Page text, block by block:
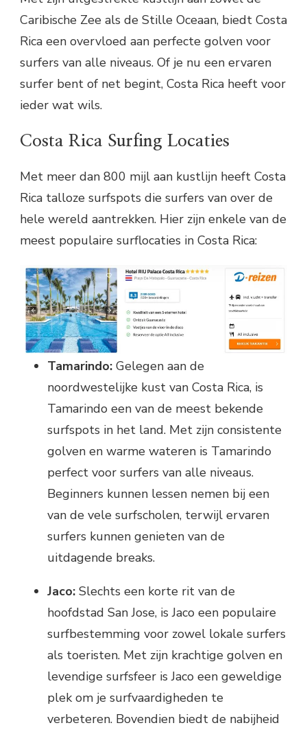
Caribische Zee als de Stille Oceaan, biedt Costa
Rica een overvloed aan perfecte golven voor
surfers van alle niveaus. Of je nu een ervaren
surfer bent of net begint, Costa Rica heeft voor
ieder wat wils.
Costa Rica Surfing Locaties
Met meer dan 800 mijl aan kustlijn heeft Costa
Rica talloze surfspots die surfers van over de
hele wereld aantrekken. Hier zijn enkele van de
meest populaire surflocaties in Costa Rica:
Tamarindo: Gelegen aan de
noordwestelijke kust van Costa Rica, is
Tamarindo een van de meest bekende
surfspots in het land. Met zijn consistente
golven en warme wateren is Tamarindo
perfect voor surfers van alle niveaus.
Beginners kunnen lessen nemen bij een
van de vele surfscholen, terwijl ervaren
surfers kunnen genieten van de
uitdagende breaks.
Jaco: Slechts een korte rit van de
hoofdstad San Jose, is Jaco een populaire
surfbestemming voor zowel lokale surfers
als toeristen. Met zijn krachtige golven en
levendige surfsfeer is Jaco een geweldige
plek om je surfvaardigheden te
verbeteren. Bovendien biedt de nabijheid